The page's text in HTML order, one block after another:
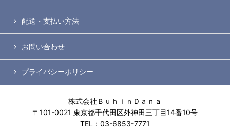
配送・支払い方法
お問い合わせ
プライバシーポリシー
株式会社ＢｕｈｉｎＤａｎａ
〒101-0021 東京都千代田区外神田三丁目14番10号
TEL：03-6853-7771